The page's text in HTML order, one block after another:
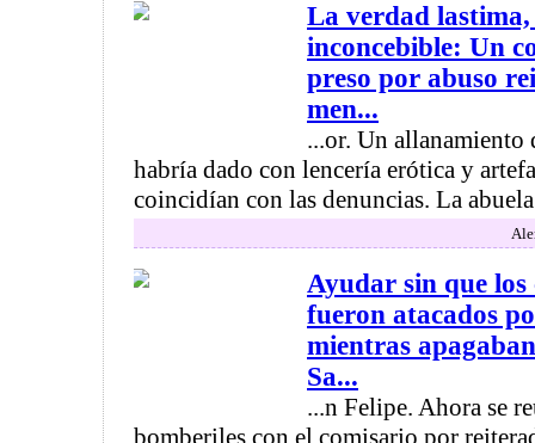
La verdad lastima,
inconcebible: Un
preso por abuso
men...
...or. Un allanamiento
habría dado con lencería erótica y
coincidían con las denuncias. La
Ayudar sin que
fueron atacados
mientras
Sa...
...n Felipe. Ahora se
bomberiles con el comisario por